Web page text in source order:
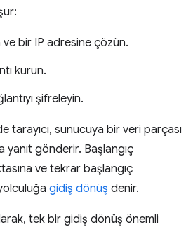
ve bir IP adresine çözün.
kurun.
şifreleyin.
tarayıcı, sunucuya bir veri parçası
gönderir. Başlangıç
ve tekrar başlangıç
gidiş dönüş denir.
tek bir gidiş dönüş önemli